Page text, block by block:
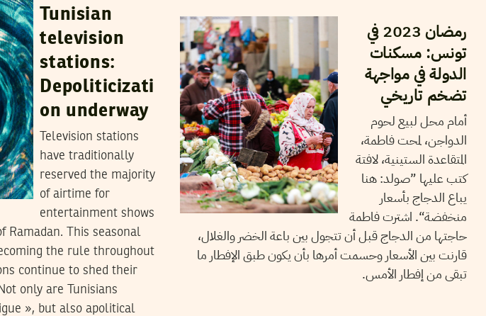
Tunisian
television
stations:
Depoliticizati
on underway
Television stations
have traditionally
reserved the majority
of airtime for
entertainment shows
Ramadan. This seasonal
the rule throughout
continue to shed their
only are Tunisians
», but also apolitical
رمضان 2023 في
تونس: مسكنات
الدولة في مواجهة
تضخم تاريخي
أمام محل لبيع لحوم
الدواجن، لمحت فاطمة،
المتقاعدة الستينية، لافتة
كتب عليها ”صولد: هنا
يباع الدجاج بأسعار
منخفضة“. اشترت فاطمة
حاجتها من الدجاج قبل أن تتجول بين باعة الخضر والغلال،
قارنت بين الأسعار وحسمت أمرها بأن يكون طبق الإفطار ما
تبقى من إفطار الأمس.